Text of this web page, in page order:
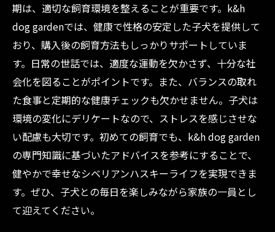
期は、適切な飼育環境を整えることが重要です。k&h
dog gardenでは、健康で性格の安定した子犬を提供して
おり、購入後の飼育方法もしっかりサポートしていま
す。日常の世話では、適度な運動を欠かさず、十分な社
会化を図ることがポイントです。また、バランスの取れ
た食事と定期的な健康チェックも欠かせません。子犬は
環境の変化にデリケートなので、ストレスを感じさせな
い配慮も大切です。初めての飼育でも、k&h dog garden
の専門知識に基づいたアドバイスを参考にすることで、
健やかで幸せなシベリアンハスキーライフを実現できま
す。ぜひ、子犬との毎日を楽しみながら家族の一員とし
て迎えてください。